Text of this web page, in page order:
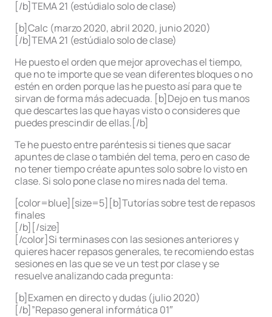
[/b]TEMA 21 (estúdialo solo de clase)
[b]Calc (marzo 2020, abril 2020, junio 2020)
[/b]TEMA 21 (estúdialo solo de clase)
He puesto el orden que mejor aprovechas el tiempo,
que no te importe que se vean diferentes bloques o no
estén en orden porque las he puesto así para que te
sirvan de forma más adecuada. [b]Dejo en tus manos
que descartes las que hayas visto o consideres que
puedes prescindir de ellas.[/b]
Te he puesto entre paréntesis si tienes que sacar
apuntes de clase o también del tema, pero en caso de
no tener tiempo créate apuntes solo sobre lo visto en
clase. Si solo pone clase no mires nada del tema.
[color=blue][size=5][b]Tutorías sobre test de repasos
finales
[/b][/size]
[/color]Si terminases con las sesiones anteriores y
quieres hacer repasos generales, te recomiendo estas
sesiones en las que se ve un test por clase y se
resuelve analizando cada pregunta:
[b]Examen en directo y dudas (julio 2020)
[/b]”Repaso general informática 01″